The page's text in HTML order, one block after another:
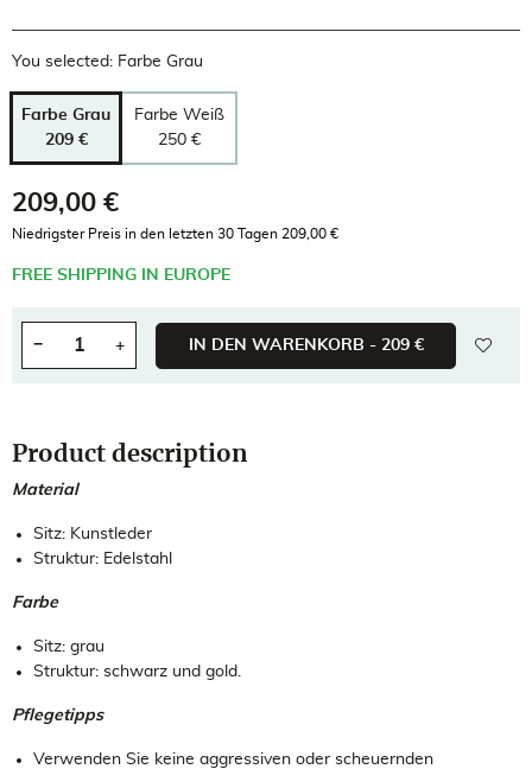
You selected: Farbe Grau
Farbe Grau
209 €
Farbe Weiß
250 €
209,00 €
Bruttopreis
Niedrigster Preis in den letzten 30 Tagen 209,00 €
FREE SHIPPING IN EUROPE
− + IN DEN WARENKORB - 209 €
Product description
Material
Sitz: Kunstleder
Struktur: Edelstahl
Farbe
Sitz: grau
Struktur: schwarz und gold.
Pflegetipps
Verwenden Sie keine aggressiven oder scheuernden